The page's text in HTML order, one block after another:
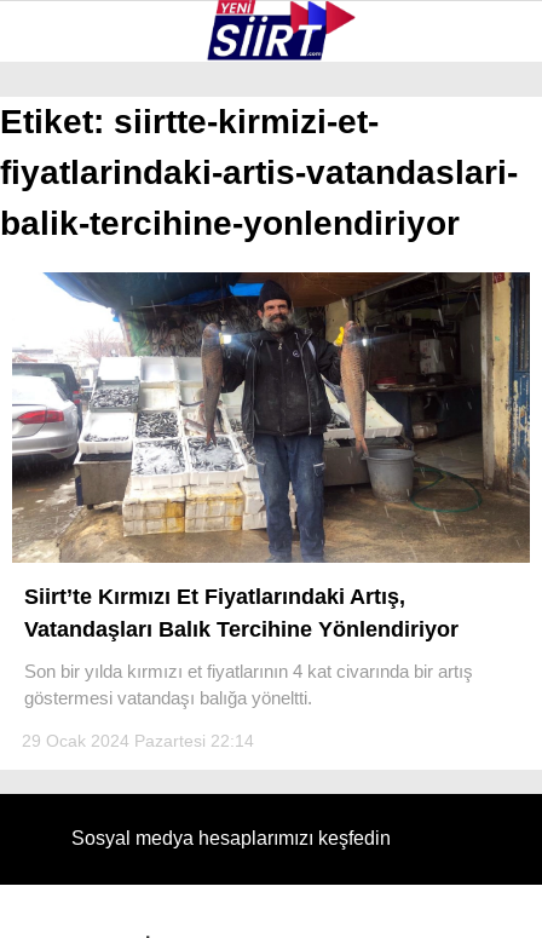
WhatsApp İhbar Hattı
GALERİ VİDEO YAZARLAR
BAYKAN
PERVARI
ŞIRVAN
TILLO
GÜNDEM
NÖBETÇI ECZANELER
Etiket: siirtte-kirmizi-et-
fiyatlarindaki-artis-vatandaslari-
balik-tercihine-yonlendiriyor
Siirt’te Kırmızı Et Fiyatlarındaki Artış,
Vatandaşları Balık Tercihine Yönlendiriyor
Son bir yılda kırmızı et fiyatlarının 4 kat civarında bir artış
göstermesi vatandaşı balığa yöneltti.
29 Ocak 2024 Pazartesi 22:14
Sosyal medya hesaplarımızı keşfedin